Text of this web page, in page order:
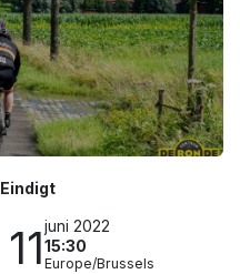
Eindigt
11juni 2022
15:30
Europe/Brussels